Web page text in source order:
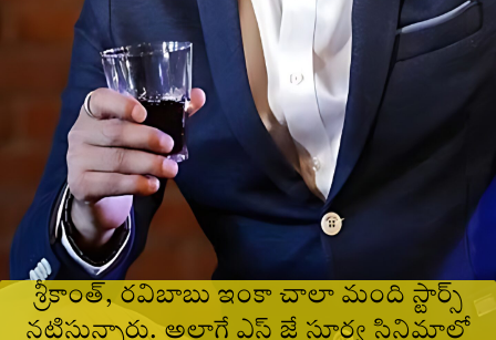
శ్రీకాంత్, రవిబాబు ఇంకా చాలా మంది స్టార్స్
నటిస్తున్నారు. అలాగే ఎస్ జే సూర్య సినిమాలో